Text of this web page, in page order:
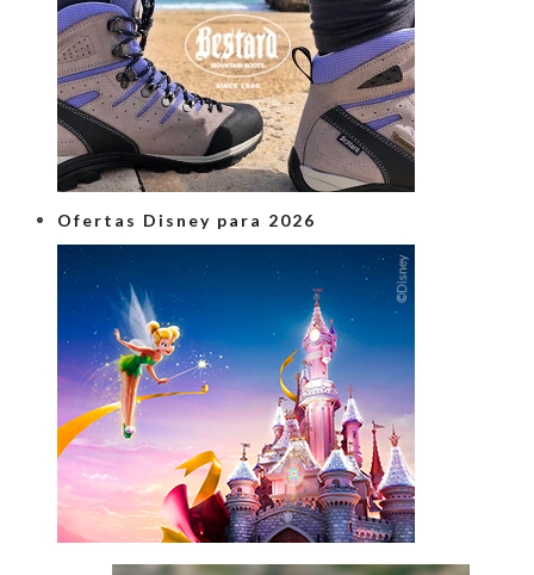
Ofertas Disney para 2026